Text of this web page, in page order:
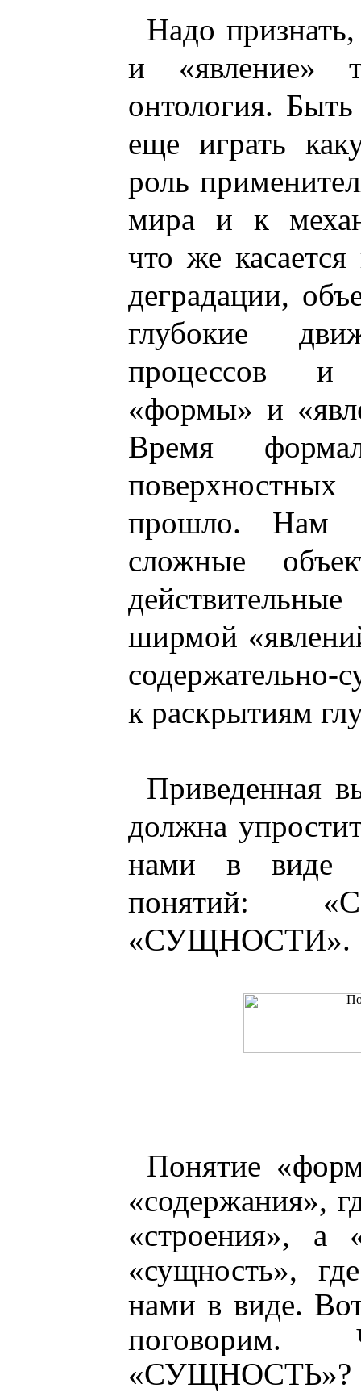
Надо
и «явление»
онтология.
еще играть
роль
мира и к
что же
деградации,
глубокие
процессов и
«формы» и
Время
прошло. Нам
сложные
ширмой
к раскрытиям
Приведенная
должна
нами в виде
понятий:
«СУЩНОСТИ».
Понятие
«содержания»,
«строения», а
«сущность»,
нами в виде.
«СУЩНОСТЬ»?